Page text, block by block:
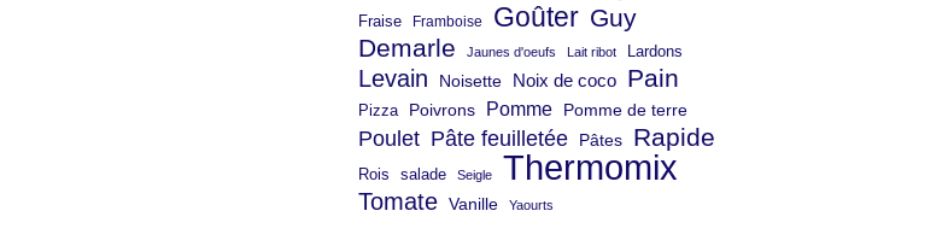
Fraise Framboise Goûter Guy
Demarle
Jaunes d'oeufs Lait ribot Lardons
Levain Noisette Noix de coco Pain
Pizza Poivrons Pomme Pomme de terre
Poulet Pâte feuilletée Pâtes Rapide
Rois salade Seigle Thermomix
Tomate Vanille Yaourts